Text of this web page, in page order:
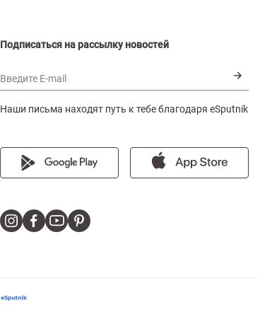
Подписаться на рассылку новостей
Введите E-mail
Наши письма находят путь к тебе благодаря eSputnik